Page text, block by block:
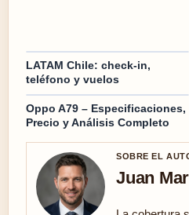
LATAM Chile: check-in,
teléfono y vuelos
Oppo A79 – Especificaciones,
Precio y Análisis Completo
SOBRE EL
Juan